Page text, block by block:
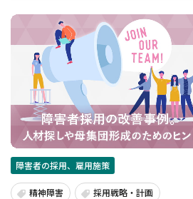
障害者の採用、雇用施策
精神障害 採用戦略・計画